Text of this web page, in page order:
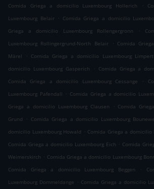
Comida Griega a domicilio Luxembourg Hollerich .
Luxembourg Belair . Comida Griega a domicilio
Griega a domicilio Luxembourg Rollengergronn
.
Luxembourg Rollingergrund-North Belair
. Comida
Märel
. Comida Griega a domicilio Luxembourg
domicilio Luxembourg Gasperich
. Comida Griega a
Comida Griega a domicilio Luxembourg Cessange
.
Luxembourg Pafendall . Comida Griega a domicilio
Griega a domicilio Luxembourg Clausen
. Comida
Grund
. Comida Griega a domicilio Luxembourg
domicilio Luxembourg Howald . Comida Griega a domicilio
Comida Griega a domicilio Luxembourg Eich . Comida
Weimerskirch . Comida Griega a domicilio Luxembourg
Comida Griega a domicilio Luxembourg Beggen
.
Luxembourg Dommeldange . Comida Griega a domicilio